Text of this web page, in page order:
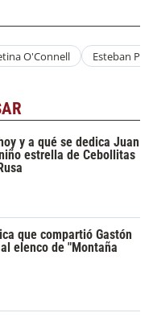
O'Connell Esteban Prol
y a qué se dedica Juan
estrella de Cebollitas
que compartió Gastón
elenco de "Montaña